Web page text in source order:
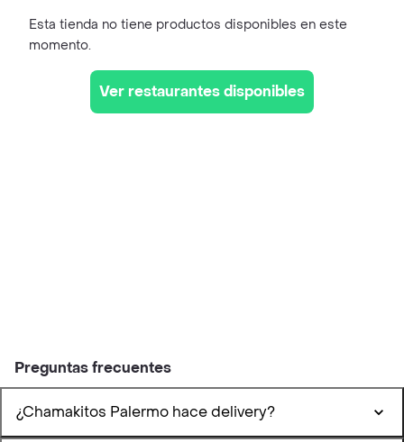
Esta tienda no tiene productos disponibles en este
momento.
Ver restaurantes disponibles
Preguntas frecuentes
¿Chamakitos Palermo hace delivery?